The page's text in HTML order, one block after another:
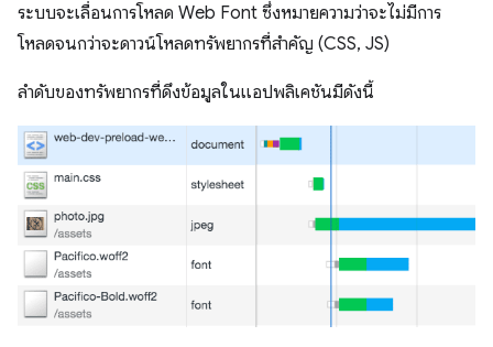
ระบบจะเลื่อนการโหลด Web Font ซึ่งหมายความว่าจะไม่มีการ
โหลดจนกว่าจะดาวน์โหลดทรัพยากรที่สำคัญ (CSS, JS)
ลำดับของทรัพยากรที่ดึงข้อมูลในแอปพลิเคชันมีดังนี้